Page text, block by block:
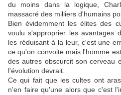
du moins dans la logique,
massacré des milliers d'humains
Bien évidemment les élites des
voulu s'approprier les avantages
les réduisant à la leur, c'est une
ce qu'on convoite mais l'homme
des autres obscurcit son cerveau
l'évolution devrait.
Ce qui fait que les cultes ont
n'en faire qu'une alors que c'est